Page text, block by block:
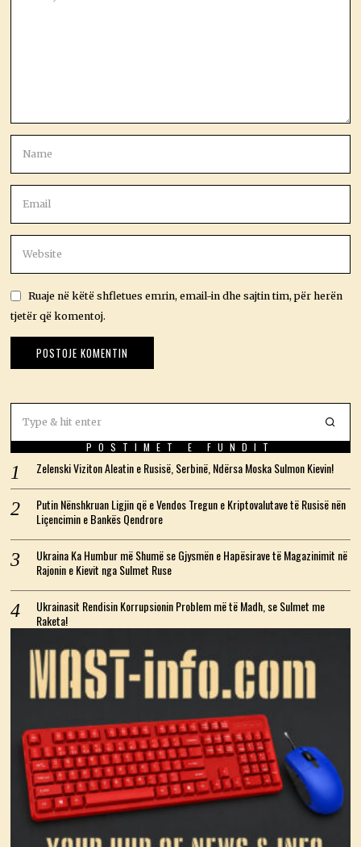
Ruaje në këtë shfletues emrin, email-in dhe sajtin tim, për herën
tjetër që komentoj.
POSTIMET E FUNDIT
Zelenski Viziton Aleatin e Rusisë, Serbinë, Ndërsa Moska Sulmon Kievin!
Putin Nënshkruan Ligjin që e Vendos Tregun e Kriptovalutave të Rusisë nën
Liçencimin e Bankës Qendrore
Ukraina Ka Humbur më Shumë se Gjysmën e Hapësirave të Magazinimit në
Rajonin e Kievit nga Sulmet Ruse
Ukrainasit Rendisin Korrupsionin Problem më të Madh, se Sulmet me
Raketa!